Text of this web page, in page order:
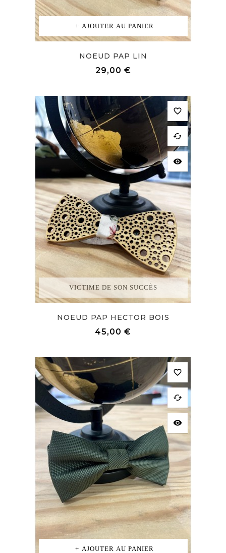
AJOUTER AU PANIER
NOEUD PAP LIN
29,00 €Prix
VICTIME DE SON SUCCÈS
favorite_border
cached
visibility
NOEUD PAP HECTOR BOIS
45,00 €
AJOUTER AU PANIER
favorite_border
cached
visibility